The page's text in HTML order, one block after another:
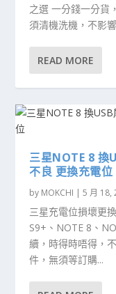
之選 一分錢一分貨
須清機洗機，不影
READ MORE
三星NOTE 8 換
不良 更換充電位
by MOKCHI |5 月 18,
三星充電位損壞更
S9+、NOTE 8、
續，時得時唔得，
件，無須等訂購...